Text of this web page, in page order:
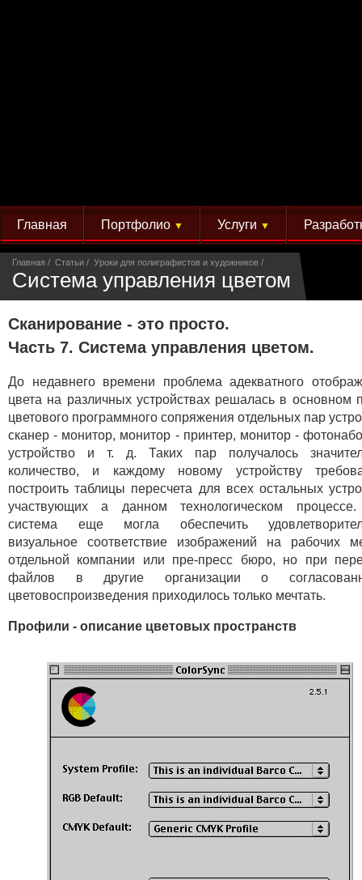
Главная Портфолио ▼ Услуги ▼
Главная Статьи Уроки для полиграфистов и художников
Система управления цветом
Сканирование - это просто.
Часть 7. Система управления цветом.
До недавнего времени проблема адекватного
цвета на различных устройствах решалась в основном
цветового программного сопряжения отдельных пар
сканер - монитор, монитор - принтер, монитор -
устройство и т. д. Таких пар получалось
количество, и каждому новому устройству
построить таблицы пересчета для всех остальных
участвующих а данном технологическом
система еще могла обеспечить
визуальное соответствие изображений на рабочих
отдельной компании или пре-пресс бюро, но при
файлов в другие организации о
цветовоспроизведения приходилось только мечтать.
Профили - описание цветовых пространств